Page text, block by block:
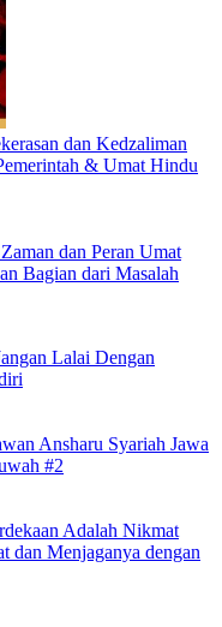
dan Kedzaliman
& Umat Hindu
dan Peran Umat
Bagian dari Masalah
Lalai Dengan
Ansharu Syariah Jawa
#2
Adalah Nikmat
dan Menjaganya dengan